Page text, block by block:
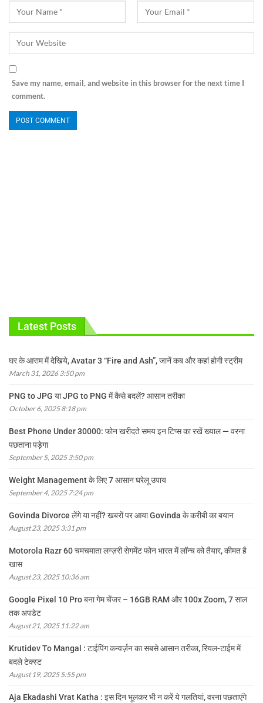
Save my name, email, and website in this browser for the next time I
comment.
Latest Posts
घर के आराम में देखिये, Avatar 3 “Fire and Ash”, जानें कब और कहां होगी स्ट्रीम
March 31, 2026 3:50 pm
PNG to JPG या JPG to PNG में कैसे बदलें? आसान तरीका
October 6, 2025 8:18 pm
Best Phone Under 30000: फोन खरीदते समय इन टिप्स का रखें ख्याल — वरना
पछताना पड़ेगा
September 5, 2025 3:50 pm
Weight Management के लिए 7 आसान घरेलू उपाय
September 4, 2025 7:24 pm
Govinda Divorce लेंगे या नहीं? खबरों पर आया Govinda के करीबी का बयान
August 23, 2025 3:31 pm
Motorola Razr 60 चमचमाता लग्ज़री सेगमेंट फोन भारत में लॉन्च को तैयार, कीमत है
खास
August 23, 2025 10:36 am
Google Pixel 10 Pro बना गेम चेंजर – 16GB RAM और 100x Zoom, 7 साल
तक अपडेट
August 21, 2025 11:22 am
Krutidev To Mangal : टाईपिंग कन्वर्ज़न का सबसे आसान तरीका, रियल-टाईम में
बदले टेक्स्ट
August 19, 2025 5:55 pm
Aja Ekadashi Vrat Katha : इस दिन भूलकर भी न करें ये गलतियां, वरना पछताएंगे